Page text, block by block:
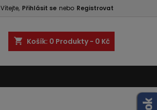
Vítejte, Přihlásit se nebo Registrovat
shopping_cart Košík: 0 Produkty - 0 Kč